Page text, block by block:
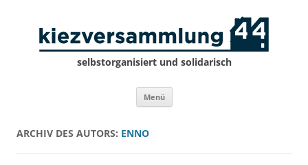
selbstorganisiert und solidarisch
Menü Zum
springen
ARCHIV DES AUTORS: ENNO